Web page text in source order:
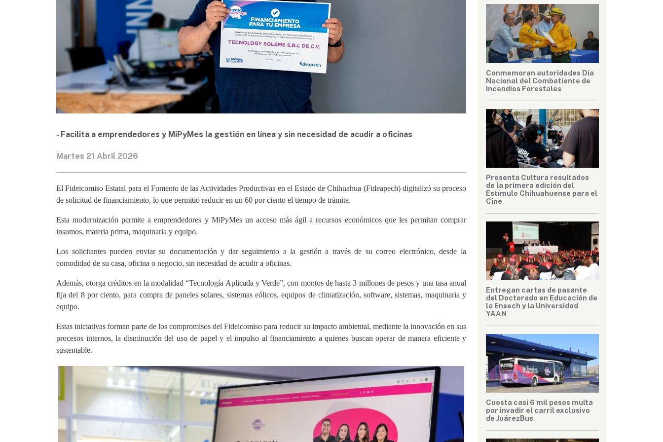
- Facilita a emprendedores y MiPyMes la gestión en línea y sin necesidad de acudir a oficinas
Martes 21 Abril 2026
El Fideicomiso Estatal para el Fomento de las Actividades Productivas en el Estado de Chihuahua (Fideapech) digitalizó su proceso
de solicitud de financiamiento, lo que permitió reducir en un 60 por ciento el tiempo de trámite.
Esta modernización permite a emprendedores y MiPyMes un acceso más ágil a recursos económicos que les permitan comprar
insumos, materia prima, maquinaria y equipo.
Los solicitantes pueden enviar su documentación y dar seguimiento a la gestión a través de su correo electrónico, desde la
comodidad de su casa, oficina o negocio, sin necesidad de acudir a oficinas.
Además, otorga créditos en la modalidad “Tecnología Aplicada y Verde”, con montos de hasta 3 millones de pesos y una tasa anual
fija del 8 por ciento, para compra de paneles solares, sistemas eólicos, equipos de climatización, software, sistemas, maquinaria y
equipo.
Estas iniciativas forman parte de los compromisos del Fideicomiso para reducir su impacto ambiental, mediante la innovación en sus
procesos internos, la disminución del uso de papel y el impulso al financiamiento a quienes buscan operar de manera eficiente y
sustentable.
Conmemoran autoridades Día
Nacional del Combatiente de
Incendios Forestales
Presenta Cultura resultados
de la primera edición del
Estímulo Chihuahuense para el
Cine
Entregan cartas de pasante
del Doctorado en Educación de
la Ensech y la Universidad
YAAN
Cuesta casi 6 mil pesos multa
por invadir el carril exclusivo
de JuárezBus